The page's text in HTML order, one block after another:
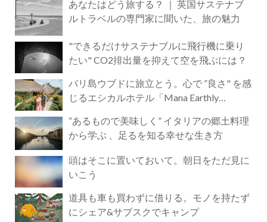
あなたはどう旅する？ ｜ 英国サステナブ
ルトラベルの専門家に聞いた、旅の魅力
"できるだけサステナブルに飛行機に乗り
たい" CO2排出量を抑えて空を飛ぶには？
バリ島ウブドに旅立とう。心で ”良さ" を感
じるエシカルホテル「Mana Earthly
“あるもので美味しく” イタリアの郷土料理
から学ぶ 、足るを知る幸せな生き方
頭はそこに置いておいて。朝日をただ見に
いこう
道具も車も買わずに借りる。モノを持たず
にシェア&サブスクでキャンプ